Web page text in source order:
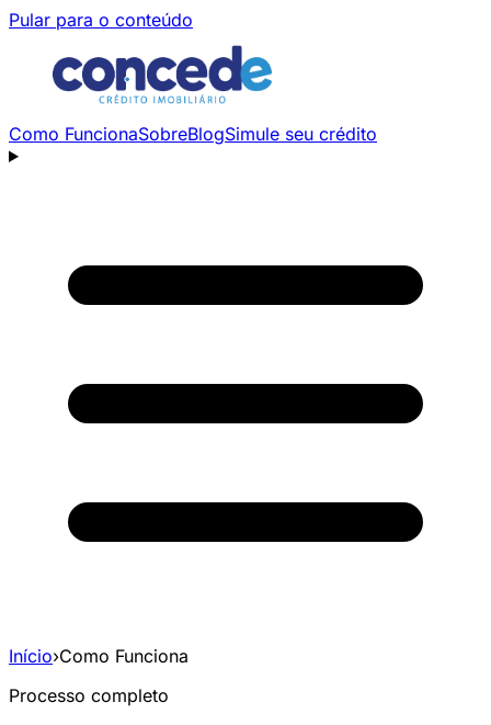
Pular para o conteúdo
Como FuncionaSobreBlogSimule seu crédito
Início›Como Funciona
Processo completo